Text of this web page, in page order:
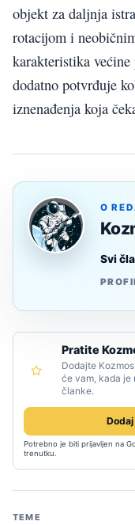
objekt za daljnja
rotacijom i
karakteristika
dodatno potvrđuje
iznenađenja koja
O
Svi
Pratite
Dodajte
će vam, kada
članke.
Potrebno je biti prijavljen na
trenutku.
TEME